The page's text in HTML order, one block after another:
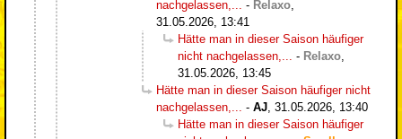
nachgelassen,...
- Relaxo
31.05.2026, 13:41
Hätte man in dieser Saison häufiger
nicht nachgelassen,...
- Relaxo
31.05.2026, 13:45
Hätte man in dieser Saison häufiger nicht
nachgelassen,...
- AJ 31.05.2026, 13:40
Hätte man in dieser Saison häufiger